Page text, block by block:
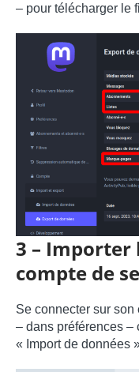
– pour télécharger le
3 – Importer
compte de
Se connecter sur
– dans préférences –
« Import de données